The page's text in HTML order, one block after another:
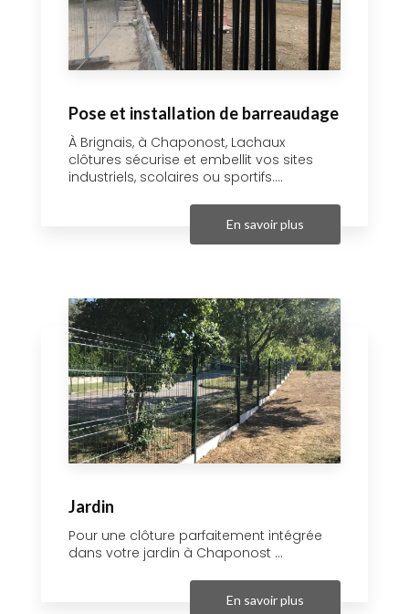
Pose et installation de barreaudage
À Brignais, à Chaponost, Lachaux
clôtures sécurise et embellit vos sites
industriels, scolaires ou sportifs....
En savoir plus
Jardin
Pour une clôture parfaitement intégrée
dans votre jardin à Chaponost ...
En savoir plus